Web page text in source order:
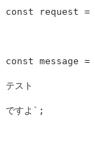
const request =
const message =
テスト
ですよ` ;